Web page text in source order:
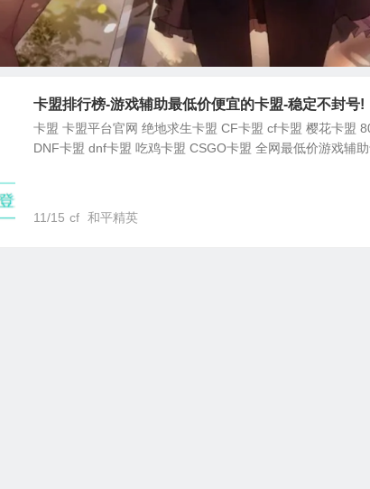
卡盟排行榜-游戏辅助最低价便宜的卡盟-稳定不封号!
卡盟 卡盟平台官网 绝地求生卡盟 CF卡盟 cf卡盟 樱花卡盟
DNF卡盟 dnf卡盟 吃鸡卡盟 CSGO卡盟 全网最低价游戏辅
11/15 cf 和平精英